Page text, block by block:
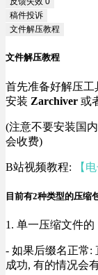
稿件投诉
文件解压教程
文件解压教程
首先准备好解压工
安装 Zarchiver 或
(注意不要安装国
会收费)
B站视频教程: 【
目前有2种类型的压缩
1. 单一压缩文件
- 如果后缀名正常:
成功, 有的情况会